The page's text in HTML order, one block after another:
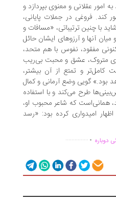
و معنوی بپردازد و
در جملات پایانی،
ترتیباتی، «مسافات و
و آرزوهای ایشان حائل
نفوس با هم متحد،
عشق و محبت بی‌ریب
و تمتع از آن بیشتر،
وضع آرمانی و کمال
می‌کند و با استفاده
که شاعر محبوب او،
کرده بود: «رسد
............... .